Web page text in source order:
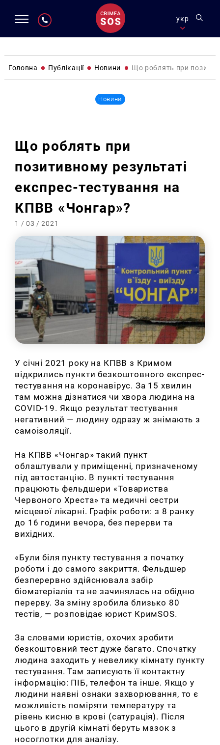
укр
Головна Публікації Новини Що роблять при
Новини
Що роблять при
позитивному результаті
експрес-тестування на
КПВВ «Чонгар»?
1 / 03 / 2021
У січні 2021 року на КПВВ з Кримом
відкрились пункти безкоштовного експрес-
тестування на коронавірус. За 15 хвилин
там можна дізнатися чи хвора людина на
COVID-19. Якщо результат тестування
негативний — людину одразу ж знімають з
самоізоляції.
На КПВВ «Чонгар» такий пункт
облаштували у приміщенні, призначеному
під автостанцію. В пункті тестування
працюють фельдшери «Товариства
Червоного Хреста» та медичні сестри
місцевої лікарні. Графік роботи: з 8 ранку
до 16 години вечора, без перерви та
вихідних.
«Були біля пункту тестування з початку
роботи і до самого закриття. Фельдшер
безперервно здійснювала забір
біоматеріалів та не зачинялась на обідню
перерву. За зміну зробила близько 80
тестів, — розповідає юрист КримSOS.
За словами юристів, охочих зробити
безкоштовний тест дуже багато. Спочатку
людина заходить у невелику кімнату пункту
тестування. Там записують її контактну
інформацію: ПІБ, телефон та інше. Якщо у
людини наявні ознаки захворювання, то є
можливість поміряти температуру та
рівень кисню в крові (сатурація). Після
цього в другій кімнаті беруть мазок з
носоглотки для аналізу.